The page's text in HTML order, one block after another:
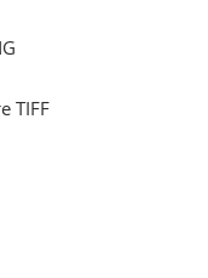
TIFF